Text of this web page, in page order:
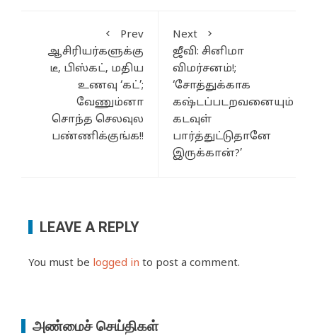
Prev
ஆசிரியர்களுக்கு
டீ, பிஸ்கட், மதிய
உணவு ‘கட்’;
வேணும்னா
சொந்த செலவுல
பண்ணிக்குங்க!!
Next
ஜீவி: சினிமா
விமர்சனம்!;
‘சோத்துக்காக
கஷ்டப்படறவனையும்
கடவுள்
பார்த்துட்டுதானே
இருக்கான்?’
LEAVE A REPLY
You must be logged in to post a comment.
அண்மைச் செய்திகள்